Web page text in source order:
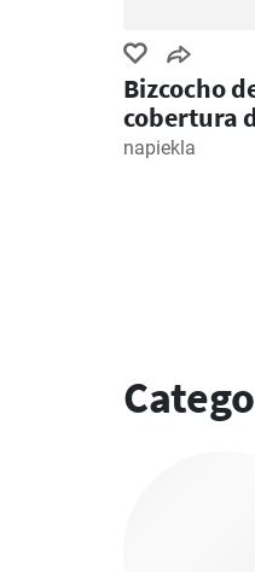
Bizcocho
cobertura
napiekla